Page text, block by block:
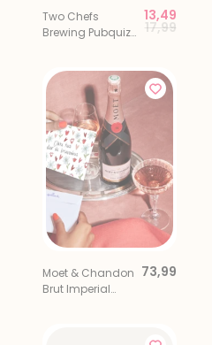
Two Chefs
Brewing Pubquiz
Price
17,99to
13,49
Moet & Chandon
Brut Imperial
73,99